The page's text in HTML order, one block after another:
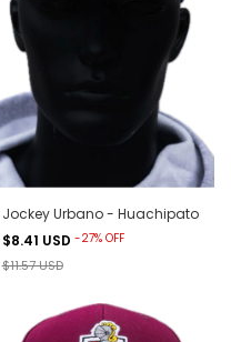
Jockey Urbano - Huachipato
$8.41 USD -27% OFF
$11.57 USD